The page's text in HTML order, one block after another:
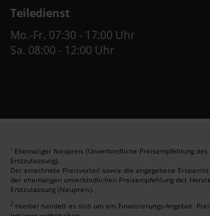
Teiledienst
Mo.-Fr. 07:30 - 17:00 Uhr
Sa. 08:00 - 12:00 Uhr
1 Ehemaliger Neupreis (Unverbindliche Preisempfehlung
Erstzulassung).
Der errechnete Preisvorteil sowie die angegebene
der ehemaligen unverbindlichen Preisempfehlung des
Erstzulassung (Neupreis).
2 Hierbei handelt es sich um ein Finanzierungs-Angebot.